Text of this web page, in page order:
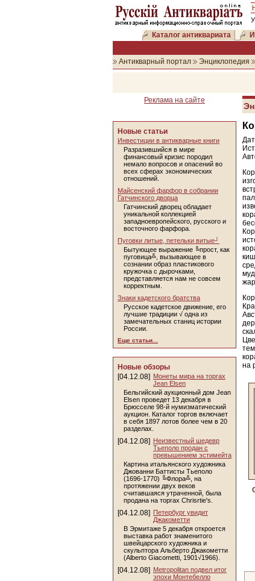
Каталог антиквариата
Антикварный портал
Энциклопедия
Реклама на сайте
Новые статьи
Инвестиции в антикварные книги
Разразившийся в мире
финансовый кризис породил
немало вопросов и опасений во
всех сферах экономических
отношений.
Майсенский фарфор в собрании
Гатчинского дворца
Гатчинский дворец обладает
уникальной коллекцией
западноевропейского, русского и
восточного фарфора.
Пуговки литые, петельки витые┘
Бытующее выражение ╚прост, как
пуговица╩, вызывающее в
сознании образ пластикового
кружочка с дырочками,
представляется нам не совсем
корректным.
Знаки кадетского братства
Русское кадетское движение, его
лучшие традиции √ одна из
замечательных станиц истории
России.
Еще статьи...
Новые обзоры
[04.12.08] Монеты мира на торгах
Jean Elsen
Бельгийский аукционный дом Jean
Elsen проведет 13 декабря в
Брюсселе 98-й нумизматический
аукцион. Каталог торгов включает
в себя 1897 лотов более чем в 20
разделах.
[04.12.08] Неизвестный шедевр
Тьеполо продан с
превышением эстимейта
Картина итальянского художника
Джованни Баттисты Тьеполо
(1696-1770) ╚Флора╩, на
протяжении двух веков
считавшаяся утраченной, была
продана на торгах Chrisrtie's.
[04.12.08] Петербург увидит
Джакометти
В Эрмитаже 5 декабря откроется
выставка работ знаменитого
швейцарского художника и
скульптора Альберто Джакометти
(Alberto Giacometti, 1901√1966).
[04.12.08] Metropolitan подвел итог
эпохи Монтебелло
на